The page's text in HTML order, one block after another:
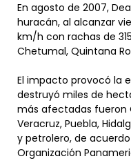
En agosto de 2007,
huracán, al alcanzar
km/h con rachas de
Chetumal, Quintana
El impacto provocó la
destruyó miles de
más afectadas fueron
Veracruz, Puebla,
y petrolero, de
Organización